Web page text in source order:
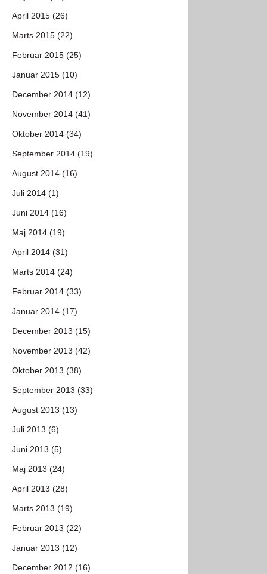
April 2015 (26)
Marts 2015 (22)
Februar 2015 (25)
Januar 2015 (10)
December 2014 (12)
November 2014 (41)
Oktober 2014 (34)
September 2014 (19)
August 2014 (16)
Juli 2014 (1)
Juni 2014 (16)
Maj 2014 (19)
April 2014 (31)
Marts 2014 (24)
Februar 2014 (33)
Januar 2014 (17)
December 2013 (15)
November 2013 (42)
Oktober 2013 (38)
September 2013 (33)
August 2013 (13)
Juli 2013 (6)
Juni 2013 (5)
Maj 2013 (24)
April 2013 (28)
Marts 2013 (19)
Februar 2013 (22)
Januar 2013 (12)
December 2012 (16)